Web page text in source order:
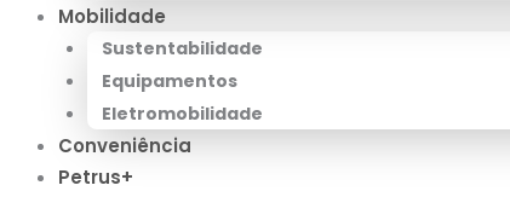
Mobilidade
Sustentabilidade
Equipamentos
Eletromobilidade
Conveniência
Petrus+